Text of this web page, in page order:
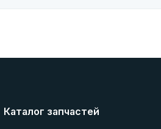
Каталог запчастей